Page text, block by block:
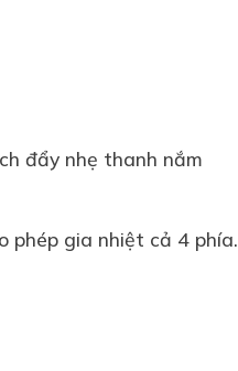
đẩy nhẹ thanh nắm
phép gia nhiệt cả 4 phía.